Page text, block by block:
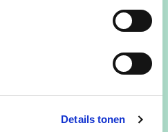
Details tonen
aan de voormalige
plannen voor het te
rekening mee